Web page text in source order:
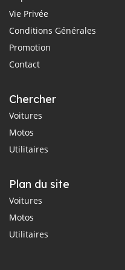
Vie Privée
Conditions Générales
Promotion
Contact
Chercher
Voitures
Motos
Utilitaires
Plan du site
Voitures
Motos
Utilitaires